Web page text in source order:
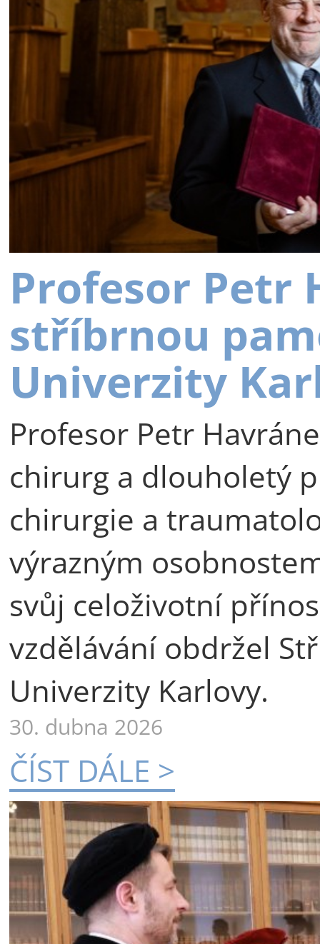
Profesor Petr
stříbrnou
Univerzity
Profesor Petr
chirurg a dlouholetý
chirurgie a
výrazným
svůj celoživotní
vzdělávání obdržel
Univerzity Karlovy.
30. dubna 2026
ČÍST DÁLE >